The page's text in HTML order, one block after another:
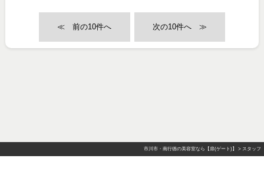
≪ ≫
市川市・南行徳の美容室なら【扉(ゲート)】 > スタッフ